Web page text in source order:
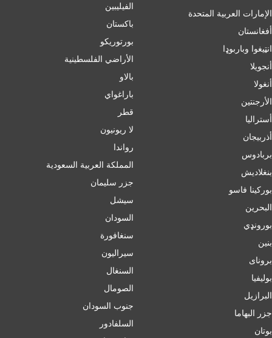
الإمارات العربية المتحدة
أفغانستان
انټیغوا وباربوډا
أنجويلا
أنغولا
الأرجنتين
أسترالیا
أذربيجان
بربادوس
بنغلاديش
بورکینا فاسو
البحرين
بورونډي
بنين
برونای
بوليفيا
البرازيل
جزر البهاما
بوتان
الفيليبين
باكستان
بورتوريكو
الأراضي الفلسطينية
بالاو
باراغواي
قطر
لا ريونيون
رواندا
المملكة العربية السعودية
جزر سليمان
سيشل
السودان
سنغافورة
سيراليون
السنغال
الصومال
جنوب السودان
السلفادور